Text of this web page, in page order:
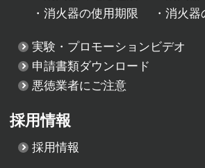
・消火器の使用期限 ・ 消火器
実験・プロモーションビデオ
申請書類ダウンロード
悪徳業者にご注意
採用情報
採用情報